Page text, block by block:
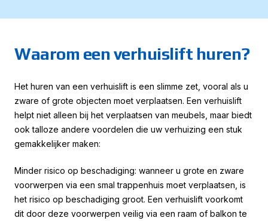
Waarom een verhuislift huren?
Het huren van een verhuislift is een slimme zet, vooral als u
zware of grote objecten moet verplaatsen. Een verhuislift
helpt niet alleen bij het verplaatsen van meubels, maar biedt
ook talloze andere voordelen die uw verhuizing een stuk
gemakkelijker maken:
Minder risico op beschadiging: wanneer u grote en zware
voorwerpen via een smal trappenhuis moet verplaatsen, is
het risico op beschadiging groot. Een verhuislift voorkomt
dit door deze voorwerpen veilig via een raam of balkon te